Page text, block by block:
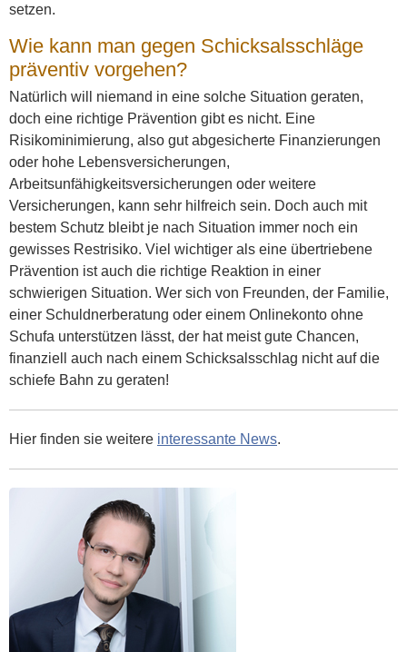
setzen.
Wie kann man gegen Schicksalsschläge
präventiv vorgehen?
Natürlich will niemand in eine solche Situation geraten,
doch eine richtige Prävention gibt es nicht. Eine
Risikominimierung, also gut abgesicherte Finanzierungen
oder hohe Lebensversicherungen,
Arbeitsunfähigkeitsversicherungen oder weitere
Versicherungen, kann sehr hilfreich sein. Doch auch mit
bestem Schutz bleibt je nach Situation immer noch ein
gewisses Restrisiko. Viel wichtiger als eine übertriebene
Prävention ist auch die richtige Reaktion in einer
schwierigen Situation. Wer sich von Freunden, der Familie,
einer Schuldnerberatung oder einem Onlinekonto ohne
Schufa unterstützen lässt, der hat meist gute Chancen,
finanziell auch nach einem Schicksalsschlag nicht auf die
schiefe Bahn zu geraten!
Hier finden sie weitere interessante News.